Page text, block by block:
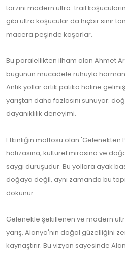
tarzını modern ultra-trail
gibi ultra koşucular da hiçbir sınır
macera peşinde koşarlar.
Bu paralellikten ilham alan Ahmet
bugünün mücadele ruhuyla
Antik yollar artık patika haline
yarıştan daha fazlasını sunuyor:
dayanıklılık deneyimi.
Etkinliğin mottosu olan 'Gelenekten
hafızasına, kültürel mirasına ve
saygı duruşudur. Bu yollara ayak
doğaya değil, aynı zamanda bu
dokunur.
Gelenekle şekillenen ve modern
yarış, Alanya'nın doğal güzelliğini
kaynaştırır. Bu vizyon sayesinde